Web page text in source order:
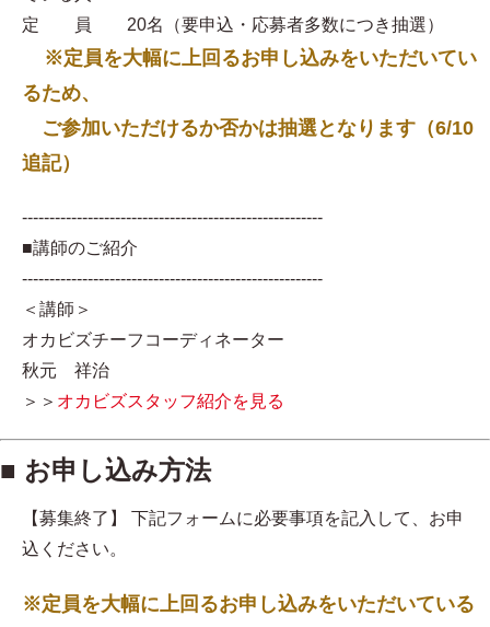
定 員 20名（要申込・応募者多数につき抽選）
※定員を大幅に上回るお申し込みをいただいてい
るため、
ご参加いただけるか否かは抽選となります（6/10
追記）
-------------------------------------------------------
■講師のご紹介
-------------------------------------------------------
＜講師＞
オカビズチーフコーディネーター
秋元 祥治
＞＞ オカビズスタッフ紹介を見る
■ お申し込み方法
【募集終了】 下記フォームに必要事項を記入して、お申
込ください。
※定員を大幅に上回るお申し込みをいただいている